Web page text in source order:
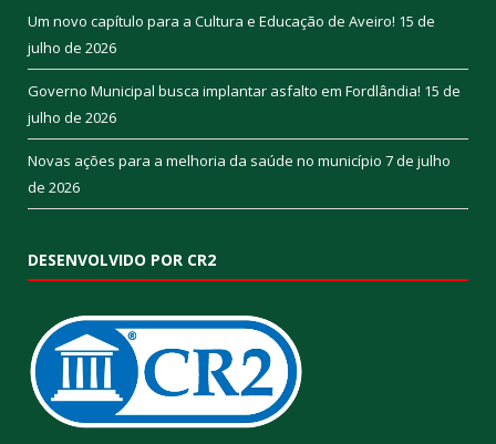
Um novo capítulo para a Cultura e Educação de Aveiro! 15 de
julho de 2026
Governo Municipal busca implantar asfalto em Fordlândia! 15 de
julho de 2026
Novas ações para a melhoria da saúde no município 7 de julho
de 2026
DESENVOLVIDO POR CR2